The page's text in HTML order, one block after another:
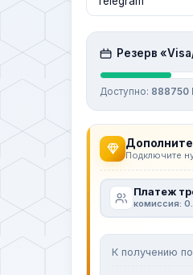
Резерв
Доступно: 888750
Подключите
Платеж
комиссия:
К получению